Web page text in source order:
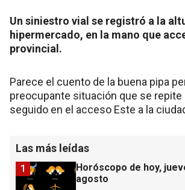
Un siniestro vial se registró a la
hipermercado, en la mano que
provincial.
Parece el cuento de la buena pipa
preocupante situación que se repite
seguido en el acceso Este a la
Las más leídas
Horóscopo de hoy,
agosto
1